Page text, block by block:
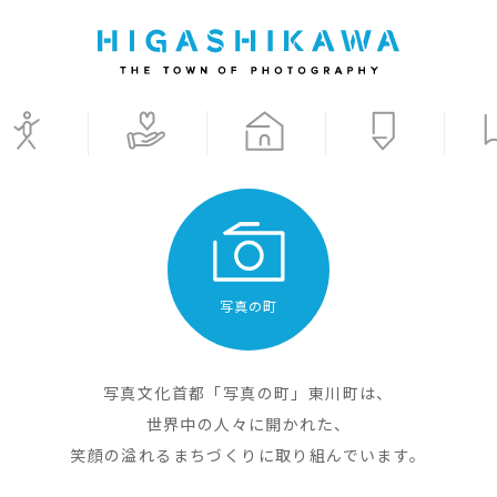
写真の町
写真文化首都「写真の町」東川町は、
世界中の人々に開かれた、
笑顔の溢れるまちづくりに取り組んでいます。